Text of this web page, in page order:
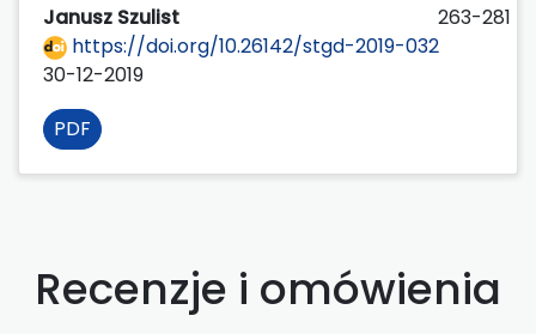
Janusz Szulist
263-281
https://doi.org/10.26142/stgd-2019-032
30-12-2019
PDF
Recenzje i omówienia